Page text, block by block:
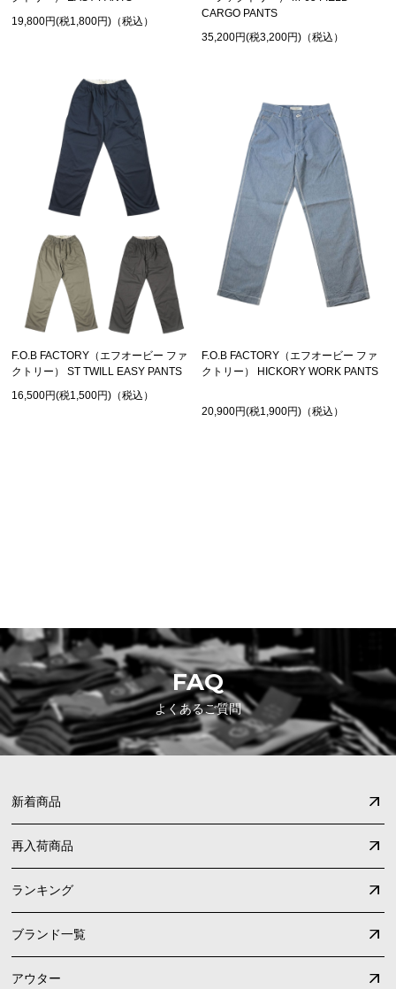
19,800円(税1,800円)（税込）
CARGO PANTS
35,200円(税3,200円)（税込）
F.O.B FACTORY（エフオービー ファ
クトリー） ST TWILL EASY PANTS
16,500円(税1,500円)（税込）
F.O.B FACTORY（エフオービー ファ
クトリー） HICKORY WORK PANTS
20,900円(税1,900円)（税込）
FAQ
よくあるご質問
新着商品
再入荷商品
ランキング
ブランド一覧
アウター